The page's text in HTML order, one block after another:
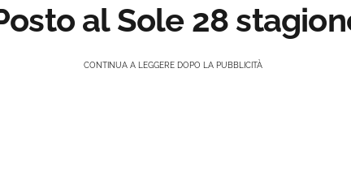
al Sole 28
CONTINUA A LEGGERE DOPO LA PUBBLICITÀ